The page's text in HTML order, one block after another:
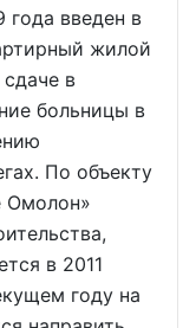
года введен в
жилой
в
больницы в
По объекту
Омолон»
в 2011
году на